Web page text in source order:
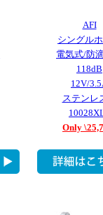
AFI
シングル
電気式/防
118dB
12V/
ステンレ
Only